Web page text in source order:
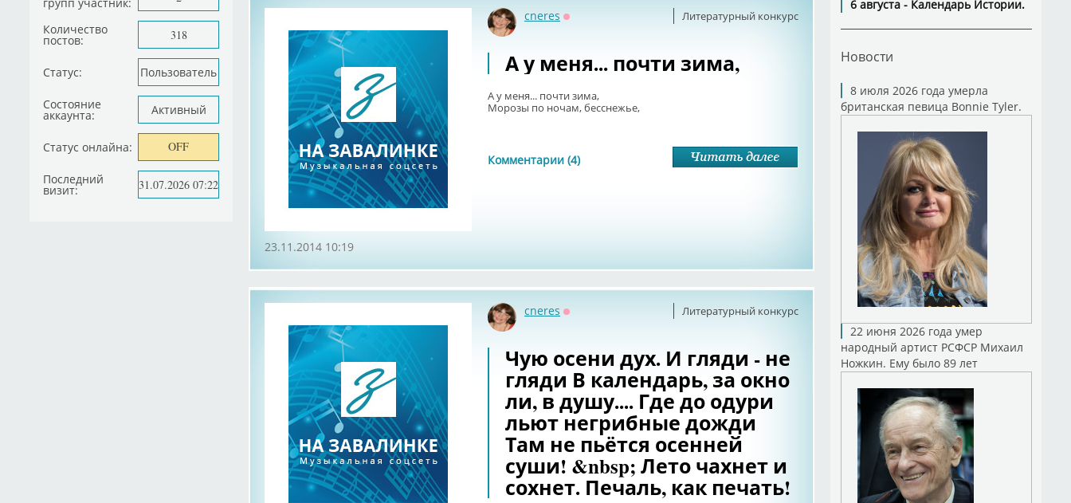
Количество
постов: 318
Статус: Пользователь
Состояние
аккаунта: Активный
Статус онлайна: OFF
Последний
визит: 31.07.2026 07:22
Литературный конкурс
cneres
А у меня... почти зима,
А у меня... почти зима,
Морозы по ночам, бесснежье,
Комментарии (4)
23.11.2014 10:19
Литературный конкурс
cneres
Чую осени дух. И гляди - не
гляди В календарь, за окно
ли, в душу.... Где до одури
льют негрибные дожди
Там не пьётся осенней
суши! &nbsp; Лето чахнет и
сохнет. Печаль, как печать!
6 августа - Календарь Истории.
Новости
8 июля 2026 года умерла
британская певица Bonnie Tyler.
22 июня 2026 года умер
народный артист РСФСР Михаил
Ножкин. Ему было 89 лет